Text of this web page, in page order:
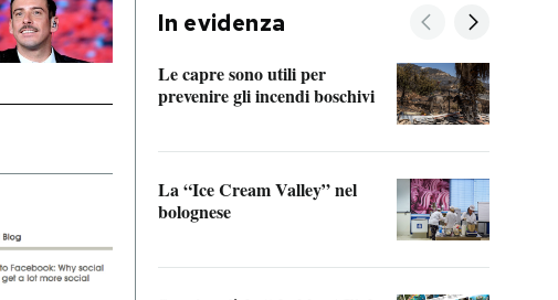
In evidenza
Le capre sono utili per
prevenire gli incendi boschivi
La “Ice Cream Valley” nel
bolognese